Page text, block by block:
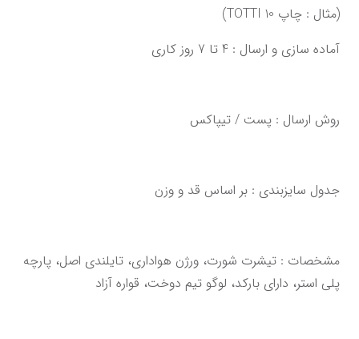
(مثال : چاپ TOTTI 10)
آماده سازی و ارسال : 4 تا 7 روز کاری‌‌‌‌‌‌
روش ارسال : پست / تیپاکس
پلی استر، دارای بارکد، لوگو تیم دوخت‌‌‌،‌ قواره آزاد‌‌